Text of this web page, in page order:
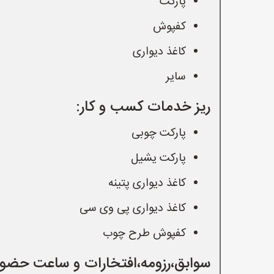
کفپوش
کاغذ دیواری
سایر
ریز خدمات کسب و کار:
پارکت چوبی
پارکت یشیل
کاغذ دیواری پتینه
کاغذ دیواری پی وی سی
کفپوش طرح چوب
سوابق،رزومه،افتخارات و ساعت